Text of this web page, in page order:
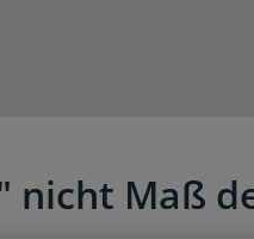
nicht Maß